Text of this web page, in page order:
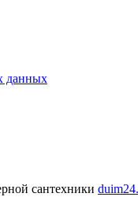
данных
сантехники